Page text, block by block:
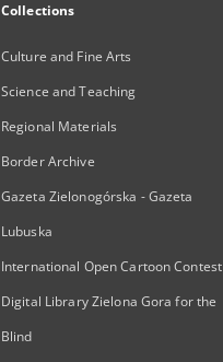
Collections
Culture and Fine Arts
Science and Teaching
Regional Materials
Border Archive
Gazeta Zielonogórska - Gazeta
Lubuska
International Open Cartoon Contest
Digital Library Zielona Gora for the
Blind